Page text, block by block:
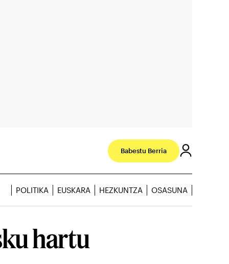
Babestu Berria
POLITIKA EUSKARA HEZKUNTZA OSASUNA
hartu